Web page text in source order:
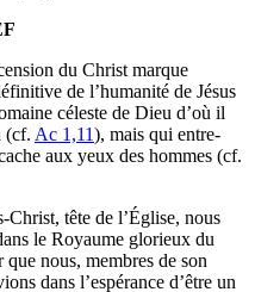
du Christ marque
de l’humanité de Jésus
céleste de Dieu d’où il
(cf. Ac 1,11), mais qui entre-
aux yeux des hommes (cf.
Christ, tête de l’Église, nous
le Royaume glorieux du
que nous, membres de son
dans l’espérance d’être un